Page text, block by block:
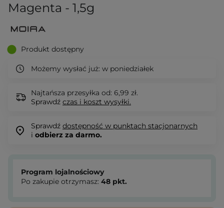
Magenta - 1,5g
Produkt dostępny
Możemy wysłać już: w poniedziałek
Najtańsza przesyłka od: 6,99 zł.
Sprawdź czas i koszt wysyłki.
Sprawdź dostępność w punktach stacjonarnych
i odbierz za darmo.
Program lojalnościowy
Po zakupie otrzymasz: 48 pkt.